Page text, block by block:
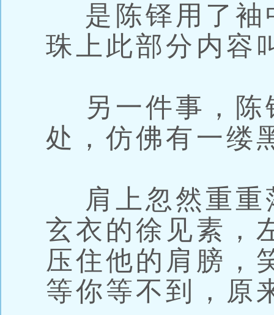
是陈铎用了袖
珠上此部分内容
另一件事，陈
处，仿佛有一
肩上忽然重重
玄衣的徐见素，
压住他的肩膀，
等你等不到，原